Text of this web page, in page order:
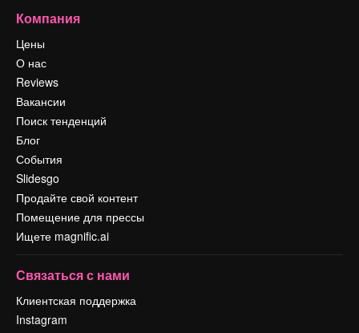
Компания
Цены
О нас
Reviews
Вакансии
Поиск тенденций
Блог
События
Slidesgo
Продайте свой контент
Помещение для прессы
Ищете magnific.ai
Связаться с нами
Клиентская поддержка
Instagram